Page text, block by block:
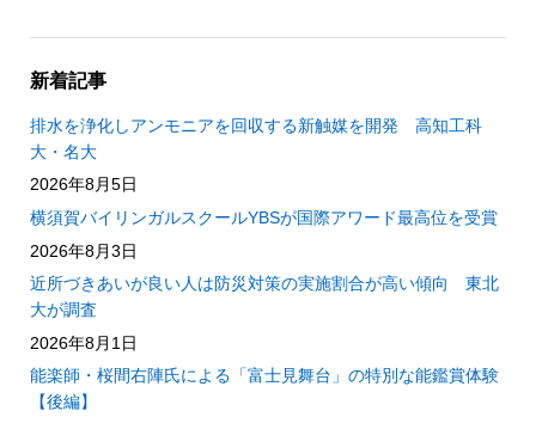
新着記事
排水を浄化しアンモニアを回収する新触媒を開発 高知工科
大・名大
2026年8月5日
横須賀バイリンガルスクールYBSが国際アワード最高位を受賞
2026年8月3日
近所づきあいが良い人は防災対策の実施割合が高い傾向 東北
大が調査
2026年8月1日
能楽師・桜間右陣氏による「富士見舞台」の特別な能鑑賞体験
【後編】